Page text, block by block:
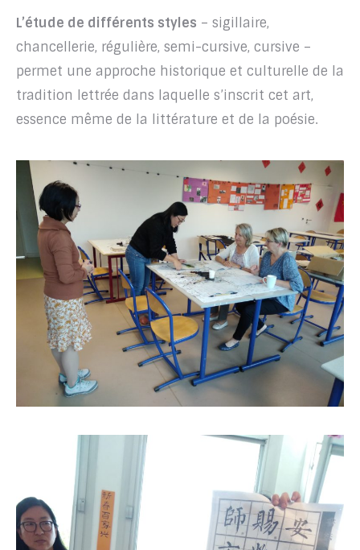
L’étude de différents styles – sigillaire,
chancellerie, régulière, semi-cursive, cursive –
permet une approche historique et culturelle de la
tradition lettrée dans laquelle s’inscrit cet art,
essence même de la littérature et de la poésie.